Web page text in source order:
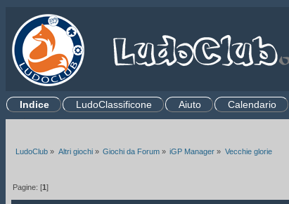
Indice LudoClassificone Aiuto Calendario
.
LudoClub » Altri giochi» Giochi da Forum» iGP Manager » Vecchie glorie
Pagine: [1]